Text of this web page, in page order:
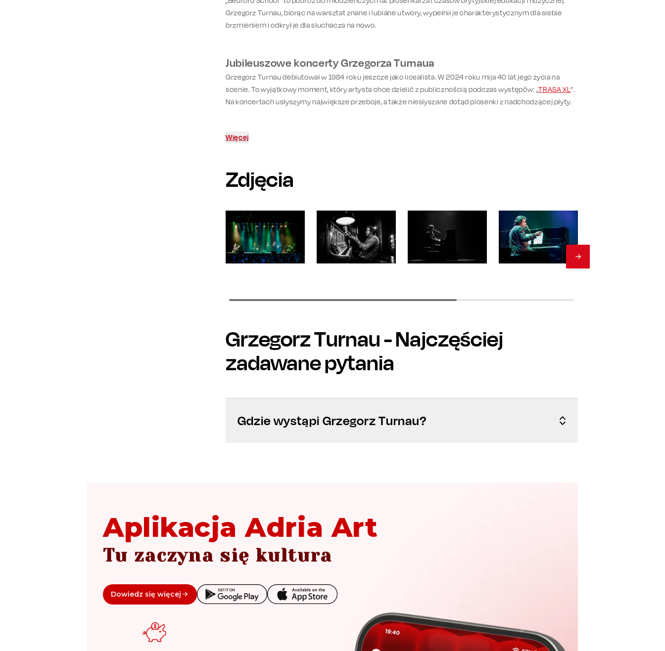
Grzegorz Turnau, biorąc na warsztat znane i lubiane utwory, wypełnił je charakterystycznym dla siebie
brzmieniem i odkrył je dla słuchacza na nowo.
Jubileuszowe koncerty Grzegorza Turnaua
Grzegorz Turnau debiutował w 1984 roku jeszcze jako licealista. W 2024 roku mija 40 lat jego życia na
scenie. To wyjątkowy moment, który artysta chce dzielić z publicznością podczas występów: „TRASA XL”.
Na koncertach usłyszymy największe przeboje, a także niesłyszane dotąd piosenki z nadchodzącej płyty.
Więcej
Zdjęcia
Grzegorz Turnau- Najczęściej
zadawane pytania
Gdzie wystąpi Grzegorz Turnau?
Aplikacja Adria Art
Tu zaczyna się kultura
Dowiedz się więcej